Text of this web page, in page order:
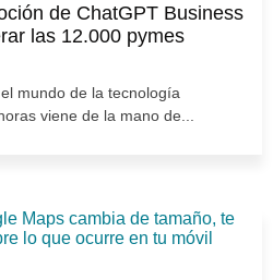
de ChatGPT Business
las 12.000 pymes
mundo de la tecnología
viene de la mano de...